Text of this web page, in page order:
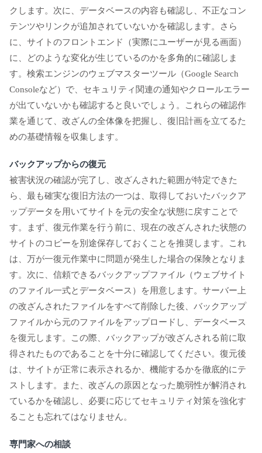
クします。次に、データベースの内容も確認し、不正なコン
テンツやリンクが追加されていないかを確認します。さら
に、サイトのフロントエンド（実際にユーザーが見る画面）
に、どのような変化が生じているのかを多角的に確認しま
す。検索エンジンのウェブマスターツール（Google Search
Consoleなど）で、セキュリティ関連の通知やクロールエラー
が出ていないかも確認すると良いでしょう。これらの確認作
業を通じて、改ざんの全体像を把握し、復旧計画を立てるた
めの基礎情報を収集します。
バックアップからの復元
被害状況の確認が完了し、改ざんされた範囲が特定できた
ら、最も確実な復旧方法の一つは、取得しておいたバックア
ップデータを用いてサイトを元の安全な状態に戻すことで
す。まず、復元作業を行う前に、現在の改ざんされた状態の
サイトのコピーを別途保存しておくことを推奨します。これ
は、万が一復元作業中に問題が発生した場合の保険となりま
す。次に、信頼できるバックアップファイル（ウェブサイト
のファイル一式とデータベース）を用意します。サーバー上
の改ざんされたファイルをすべて削除した後、バックアップ
ファイルから元のファイルをアップロードし、データベース
を復元します。この際、バックアップが改ざんされる前に取
得されたものであることを十分に確認してください。復元後
は、サイトが正常に表示されるか、機能するかを徹底的にテ
ストします。また、改ざんの原因となった脆弱性が解消され
ているかを確認し、必要に応じてセキュリティ対策を強化す
ることも忘れてはなりません。
専門家への相談